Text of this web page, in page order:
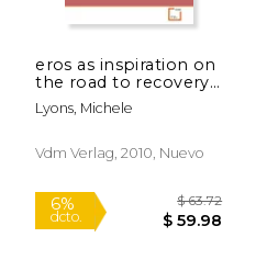
15%
eros as inspiration on
the road to recovery
(en Inglés)
Lyons, Michele
Vdm Verlag, 2010, Nuevo